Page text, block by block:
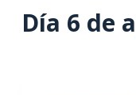
Día 6 de